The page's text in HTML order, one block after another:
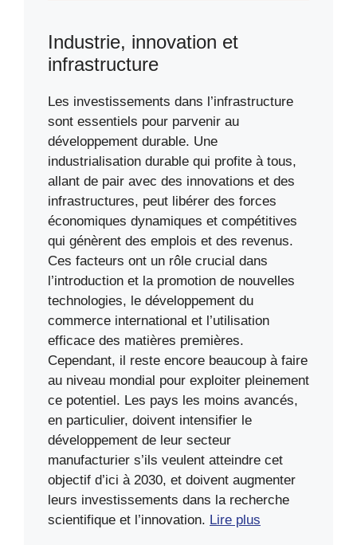
Industrie, innovation et
infrastructure
Les investissements dans l’infrastructure
sont essentiels pour parvenir au
développement durable. Une
industrialisation durable qui profite à tous,
allant de pair avec des innovations et des
infrastructures, peut libérer des forces
économiques dynamiques et compétitives
qui génèrent des emplois et des revenus.
Ces facteurs ont un rôle crucial dans
l’introduction et la promotion de nouvelles
technologies, le développement du
commerce international et l’utilisation
efficace des matières premières.
Cependant, il reste encore beaucoup à faire
au niveau mondial pour exploiter pleinement
ce potentiel. Les pays les moins avancés,
en particulier, doivent intensifier le
développement de leur secteur
manufacturier s’ils veulent atteindre cet
objectif d’ici à 2030, et doivent augmenter
leurs investissements dans la recherche
scientifique et l’innovation. Lire plus